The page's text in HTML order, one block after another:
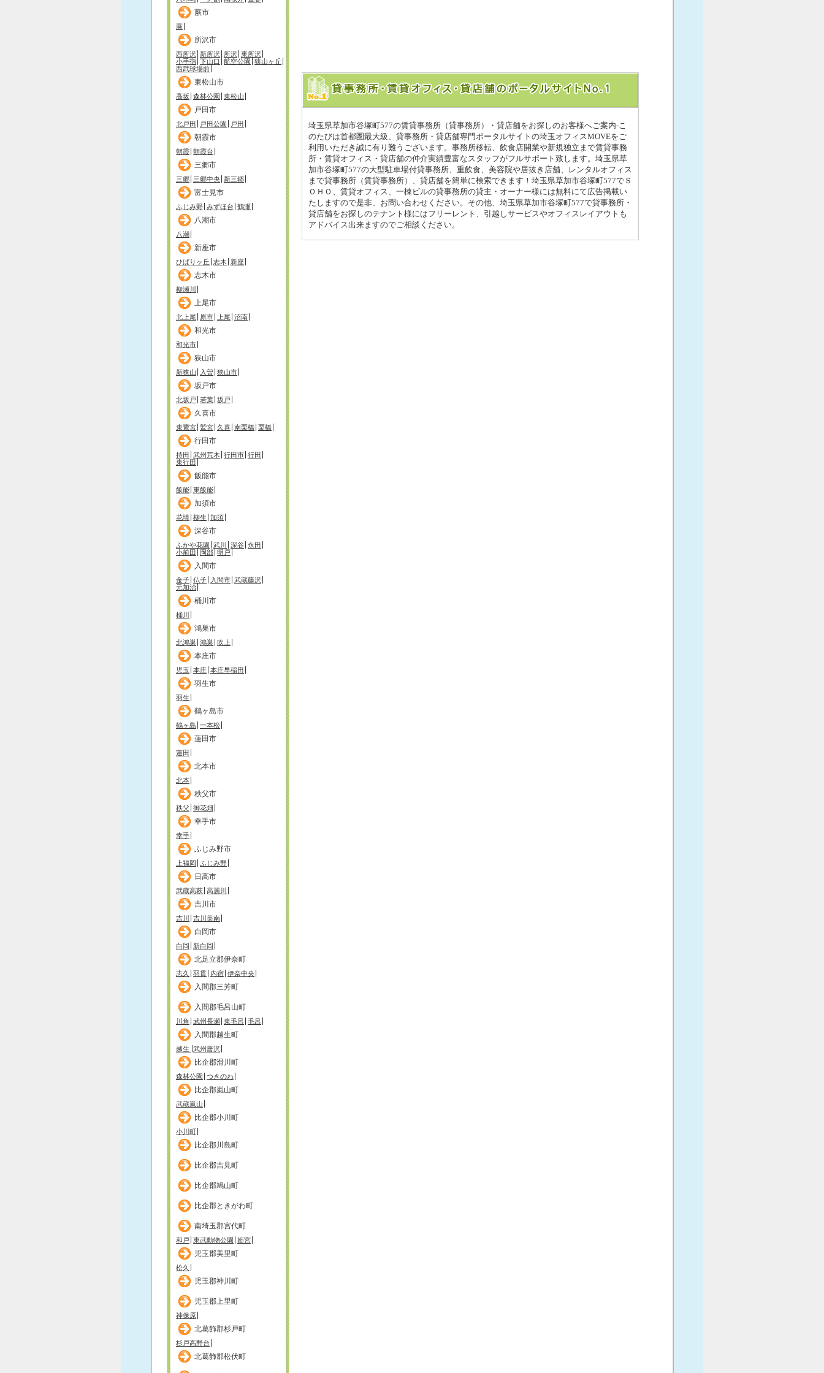
蕨市
蕨
所沢市
西所沢 新所沢 所沢 東所沢
小手指 下山口 航空公園
狭山ヶ丘
西武球場前
東松山市
高坂 森林公園 東松山
戸田市
北戸田 戸田公園 戸田
朝霞市
朝霞 朝霞台
三郷市
三郷 三郷中央 新三郷
富士見市
ふじみ野 みずほ台 鶴瀬
八潮市
八潮
新座市
ひばりヶ丘 志木 新座
志木市
柳瀬川
上尾市
北上尾 原市 上尾 沼南
和光市
和光市
狭山市
新狭山 入曽 狭山市
坂戸市
北坂戸 若葉 坂戸
久喜市
東鷺宮 鷲宮 久喜 南栗橋 栗橋
行田市
持田 武州荒木 行田市 行田
東行田
飯能市
飯能 東飯能
加須市
花埼 柳生 加須
深谷市
ふかや花園 武川 深谷 永田
小前田
岡部 明戸
入間市
金子 仏子 入間市 武蔵藤沢
元加治
桶川市
桶川
鴻巣市
北鴻巣 鴻巣 吹上
本庄市
児玉 本庄 本庄早稲田
羽生市
羽生
鶴ヶ島市
鶴ヶ島 一本松
蓮田市
蓮田
北本市
北本
秩父市
秩父 御花畑
幸手市
幸手
ふじみ野市
上福岡 ふじみ野
日高市
武蔵高萩 高麗川
吉川市
吉川 吉川美南
白岡市
白岡 新白岡
北足立郡伊奈町
志久 羽貫 内宿 伊奈中央
入間郡三芳町
入間郡毛呂山町
川角 武州長瀬 東毛呂 毛呂
入間郡越生町
越生 武州唐沢
比企郡滑川町
森林公園 つきのわ
比企郡嵐山町
武蔵嵐山
比企郡小川町
小川町
比企郡川島町
比企郡吉見町
比企郡鳩山町
比企郡ときがわ町
南埼玉郡宮代町
和戸 東武動物公園 姫宮
児玉郡美里町
松久
児玉郡神川町
児玉郡上里町
神保原
北葛飾郡杉戸町
杉戸高野台
北葛飾郡松伏町
埼玉県草加市谷塚町577の賃貸事務所（貸事務所）・貸店舗をお探しのお客様へご案内-こ
のたびは首都圏最大級、貸事務所・貸店舗専門ポータルサイトの埼玉オフィスMOVEをご
利用いただき誠に有り難うございます。事務所移転、飲食店開業や新規独立まで賃貸事務
所・賃貸オフィス・貸店舗の仲介実績豊富なスタッフがフルサポート致します。埼玉県草
加市谷塚町577の大型駐車場付貸事務所、重飲食、美容院や居抜き店舗、レンタルオフィス
まで貸事務所（賃貸事務所）、貸店舗を簡単に検索できます！埼玉県草加市谷塚町577でＳ
ＯＨＯ、賃貸オフィス、一棟ビルの貸事務所の貸主・オーナー様には無料にて広告掲載い
たしますので是非、お問い合わせください。その他、埼玉県草加市谷塚町577で貸事務所・
貸店舗をお探しのテナント様にはフリーレント、引越しサービスやオフィスレイアウトも
アドバイス出来ますのでご相談ください。